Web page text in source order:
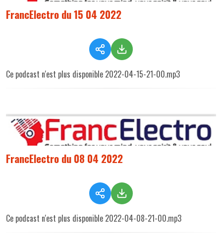
FrancElectro du 15 04 2022
Ce podcast n'est plus disponible 2022-04-15-21-00.mp3
FrancElectro du 08 04 2022
Ce podcast n'est plus disponible 2022-04-08-21-00.mp3